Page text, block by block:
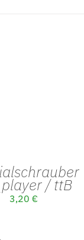
/ ttB
3,20 €